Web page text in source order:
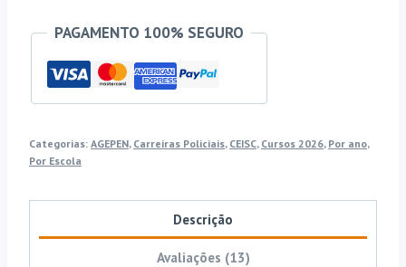
da
Polícia
Penal
do
de
[2026]
PAGAMENTO 100% SEGURO
Categorias: AGEPEN, Carreiras Policiais, CEISC, Cursos 2026, Por ano,
Por Escola
Descrição
Avaliações (13)